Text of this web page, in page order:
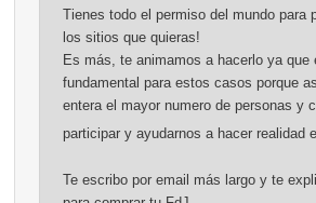
Tienes todo el permiso del mundo para
los sitios que quieras!
Es más, te animamos a hacerlo ya que
fundamental para estos casos porque
entera el mayor numero de personas y
participar y ayudarnos a hacer realidad
Te escribo por email más largo y te